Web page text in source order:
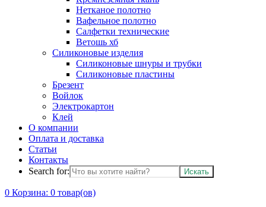
Нетканое полотно
Вафельное полотно
Салфетки технические
Ветошь хб
Силиконовые изделия
Силиконовые шнуры и трубки
Силиконовые пластины
Брезент
Войлок
Электрокартон
Клей
О компании
Оплата и доставка
Статьи
Контакты
Search for:
0 Корзина: 0 товар(ов)